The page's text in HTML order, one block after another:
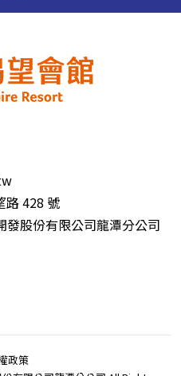
路 428 號
發股份有限公司龍潭分公司
政策